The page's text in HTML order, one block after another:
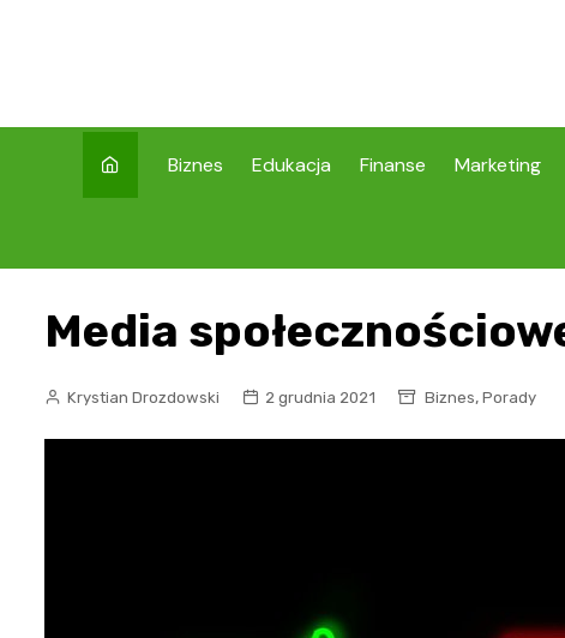
Biznes Edukacja Finanse Marketing
Media
Krystian Drozdowski 2 grudnia 2021 Biznes, Porady